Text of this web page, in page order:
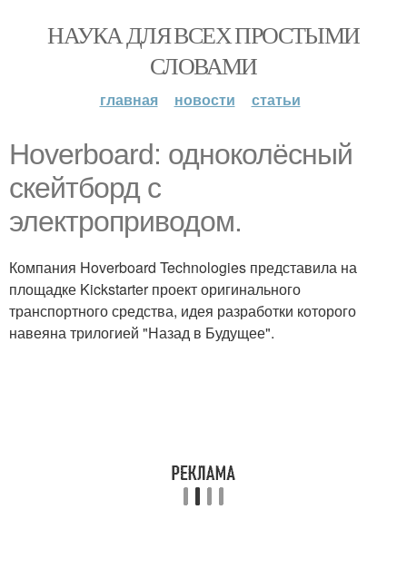
НАУКА ДЛЯ ВСЕХ ПРОСТЫМИ
СЛОВАМИ
главная новости статьи
Hoverboard: одноколёсный
скейтборд с
электроприводом.
Компания Hoverboard Technologies представила на
площадке Kickstarter проект оригинального
транспортного средства, идея разработки которого
навеяна трилогией "Назад в Будущее".